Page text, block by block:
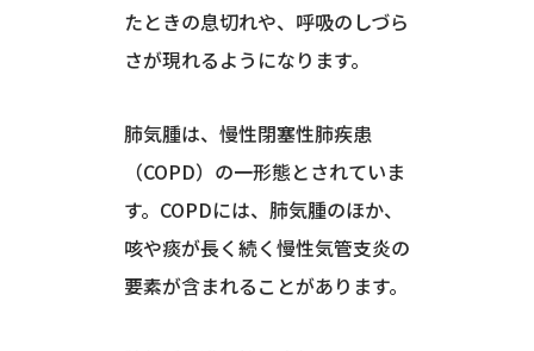
たときの息切れや、呼吸のしづら
さが現れるようになります。
肺気腫は、慢性閉塞性肺疾患
（COPD）の一形態とされていま
す。COPDには、肺気腫のほか、
咳や痰が長く続く慢性気管支炎の
要素が含まれることがあります。